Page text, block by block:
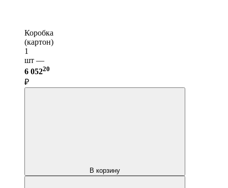
Коробка
(картон)
1
шт —
6 05220
₽
В корзину